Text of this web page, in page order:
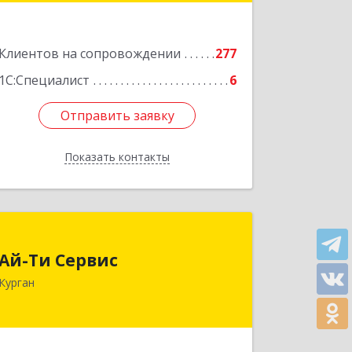
Клиентов на сопровождении
277
1С:Специалист
6
Отправить заявку
Показать контакты
Подробнее
Отправить заявку
Назад
Ти Сервис
Курган
640032, Курганская обл, г.о. Город
Курган, Курган г, Бажова ул, дом № 49,